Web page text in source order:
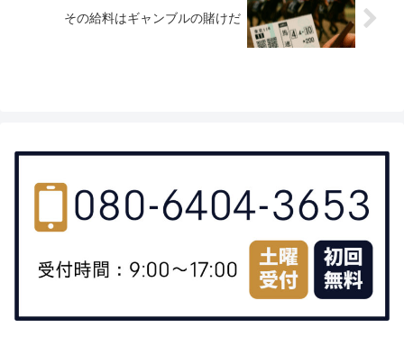
その給料はギャンブルの賭けだ